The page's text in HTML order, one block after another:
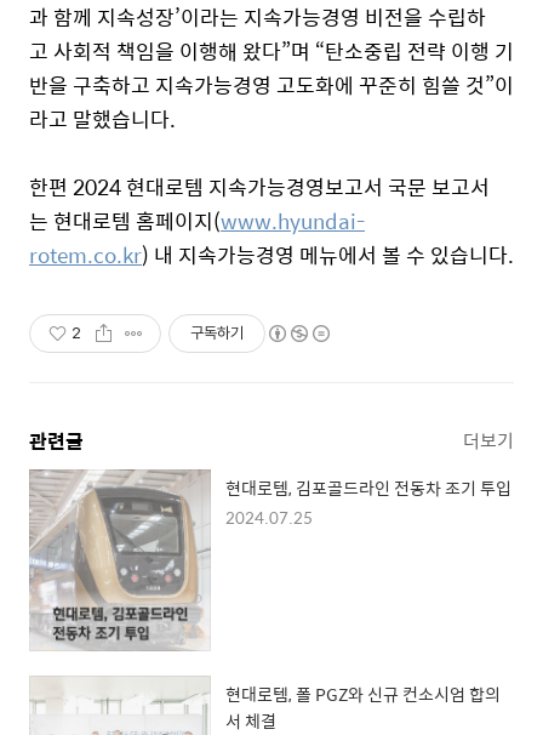
과 함께 지속성장’이라는 지속가능경영 비전을 수립하
고 사회적 책임을 이행해 왔다”며 “탄소중립 전략 이행 기
반을 구축하고 지속가능경영 고도화에 꾸준히 힘쓸 것”이
라고 말했습니다.
한편 2024현대로템 지속가능경영보고서 국문 보고서
는 현대로템 홈페이지(www.hyundai-
rotem.co.kr) 내 지속가능경영 메뉴에서 볼 수 있습니다.
2 구독하기
관련글 더보기
현대로템, 김포골드라인 전동차 조기 투입
2024.07.25
현대로템, 폴 PGZ와 신규 컨소시엄 합의
서 체결